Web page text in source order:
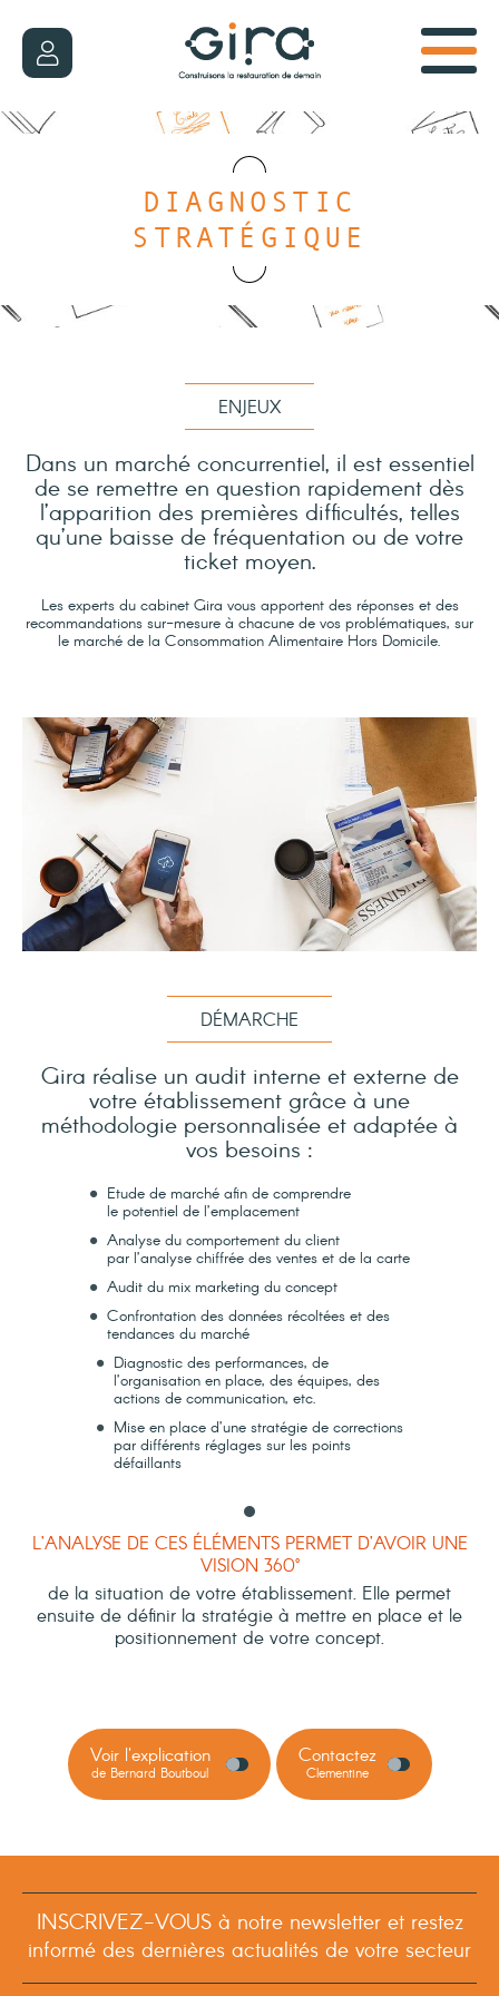
DIAGNOSTIC
STRATÉGIQUE
ENJEUX
Dans un marché concurrentiel, il est essentiel
de se remettre en question rapidement dès
l’apparition des premières difficultés, telles
qu’une baisse de fréquentation ou de votre
ticket moyen.
Les experts du cabinet Gira vous apportent des réponses et des
recommandations sur-mesure à chacune de vos problématiques, sur
le marché de la Consommation Alimentaire Hors Domicile.
DÉMARCHE
Gira réalise un audit interne et externe de
votre établissement grâce à une
méthodologie personnalisée et adaptée à
vos besoins :
Etude de marché afin de comprendre
le potentiel de l’emplacement
Analyse du comportement du client
par l’analyse chiffrée des ventes et de la carte
Audit du mix marketing du concept
Confrontation des données récoltées et des
tendances du marché
Diagnostic des performances, de
l’organisation en place, des équipes, des
actions de communication, etc.
Mise en place d’une stratégie de corrections
par différents réglages sur les points
défaillants
L’ANALYSE DE CES ÉLÉMENTS PERMET D’AVOIR UNE
VISION 360°
de la situation de votre établissement. Elle permet
ensuite de définir la stratégie à mettre en place et le
positionnement de votre concept.
Voir l'explication
de Bernard Boutboul
Contactez
Clementine
INSCRIVEZ-VOUS à notre newsletter et restez
informé des dernières actualités de votre secteur